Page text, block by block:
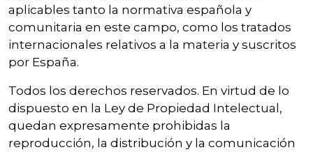
aplicables tanto la normativa española y
comunitaria en este campo, como los tratados
internacionales relativos a la materia y suscritos
por España.
Todos los derechos reservados. En virtud de lo
dispuesto en la Ley de Propiedad Intelectual,
quedan expresamente prohibidas la
reproducción, la distribución y la comunicación